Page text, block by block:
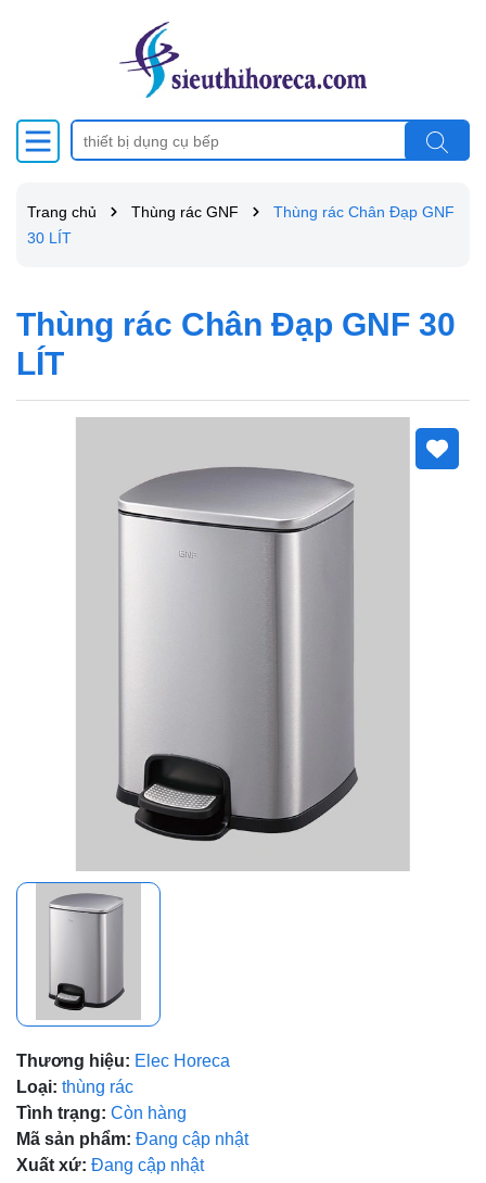
Trang chủ Thùng rác GNF
Thùng rác Chân Đạp GNF
30 LÍT
Thùng rác Chân Đạp GNF 30
LÍT
Thương hiệu: Elec Horeca
Loại: thùng rác
Tình trạng: Còn hàng
Mã sản phẩm: Đang cập nhật
Xuất xứ: Đang cập nhật
Ngày hết hạn: